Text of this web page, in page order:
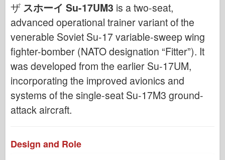
ザ スホーイ Su-17UM3 is a two-seat,
advanced operational trainer variant of the
venerable Soviet Su-17 variable-sweep wing
fighter-bomber (NATO designation “Fitter”). It
was developed from the earlier Su-17UM,
incorporating the improved avionics and
systems of the single-seat Su-17M3 ground-
attack aircraft.
Design and Role